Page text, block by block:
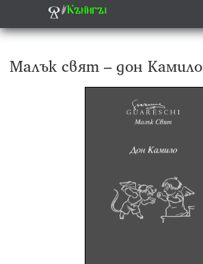
⸙Кън҄игꙑ
Малък свят – дон Камило